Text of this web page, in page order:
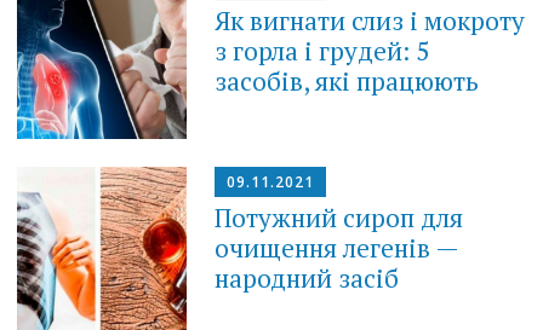
Як вигнати слиз і мокроту
з горла і грудей: 5
засобів, які працюють
09.11.2021
Потужний сироп для
очищення легенів —
народний засіб